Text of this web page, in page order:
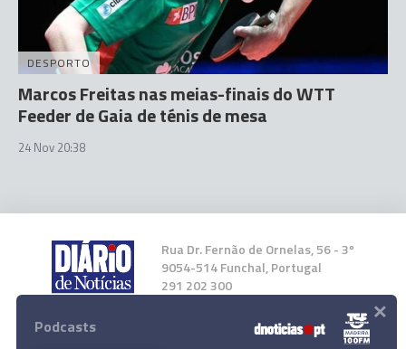
DESPORTO
Marcos Freitas nas meias-finais do WTT
Feeder de Gaia de ténis de mesa
24 Nov 20:38
Rua Dr. Fernão de Ornelas, 56 - 3º
9054-514 Funchal, Portugal
291 202 300
Instale a nossa App
Podcasts ×